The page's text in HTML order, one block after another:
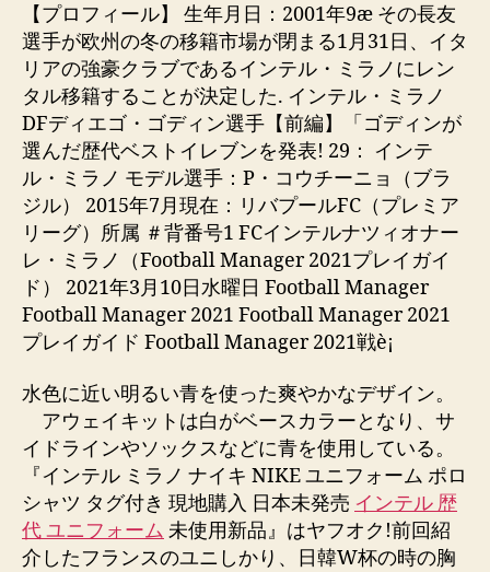
【プロフィール】 生年月日：2001年9æ その長友
選手が欧州の冬の移籍市場が閉まる1月31日、イタ
リアの強豪クラブであるインテル・ミラノにレン
タル移籍することが決定した. インテル・ミラノ
DFディエゴ・ゴディン選手【前編】「ゴディンが
選んだ歴代ベストイレブンを発表! 29： インテ
ル・ミラノ モデル選手：P・コウチーニョ（ブラ
ジル） 2015年7月現在：リバプールFC（プレミア
リーグ）所属 ＃背番号1 FCインテルナツィオナー
レ・ミラノ（Football Manager 2021プレイガイ
ド） 2021年3月10日水曜日 Football Manager
Football Manager 2021 Football Manager 2021
プレイガイド Football Manager 2021戦è¡
水色に近い明るい青を使った爽やかなデザイン。
アウェイキットは白がベースカラーとなり、サ
イドラインやソックスなどに青を使用している。
『インテル ミラノ ナイキ NIKE ユニフォーム ポロ
シャツ タグ付き 現地購入 日本未発売 インテル 歴
代 ユニフォーム 未使用新品』はヤフオク!前回紹
介したフランスのユニしかり、日韓W杯の時の胸